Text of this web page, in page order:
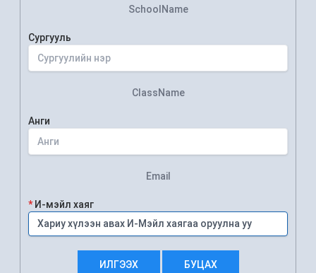
SchoolName
Сургууль
ClassName
Анги
Email
* И-мэйл хаяг
ИЛГЭЭХ БУЦАХ